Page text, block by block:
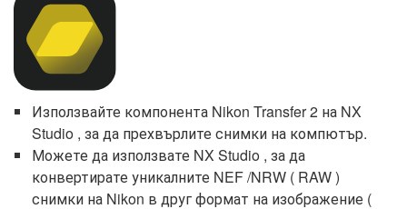
Използвайте компонента Nikon Transfer 2 на NX
Studio , за да прехвърлите снимки на компютър.
Можете да използвате NX Studio , за да
конвертирате уникалните NEF /NRW ( RAW )
снимки на Nikon в друг формат на изображение (